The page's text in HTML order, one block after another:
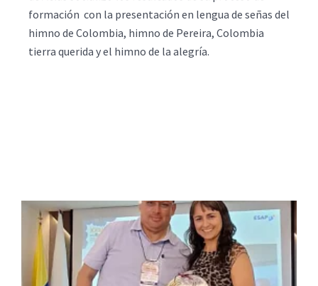
formación con la presentación en lengua de señas del
himno de Colombia, himno de Pereira, Colombia
tierra querida y el himno de la alegría.